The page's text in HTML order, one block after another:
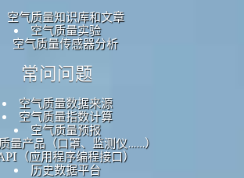
空气质量知识库和文章
空气质量实验
空气质量传感器分析
常问问题
空气质量数据来源
空气质量指数计算
空气质量预报
量产品（口罩、监测仪……）
（应用程序编程接口）
历史数据平台